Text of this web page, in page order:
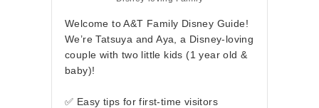
Welcome to A&T Family Disney Guide!
We’re Tatsuya and Aya, a Disney-loving
couple with two little kids (1 year old &
baby)!
✅ Easy tips for first-time visitors